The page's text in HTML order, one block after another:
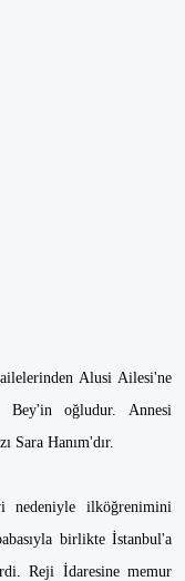
Alusi Ailesi'ne
Bey'in oğludur. Annesi
Sara Hanım'dır.
nedeniyle ilköğrenimini
birlikte İstanbul'a
Reji İdaresine memur